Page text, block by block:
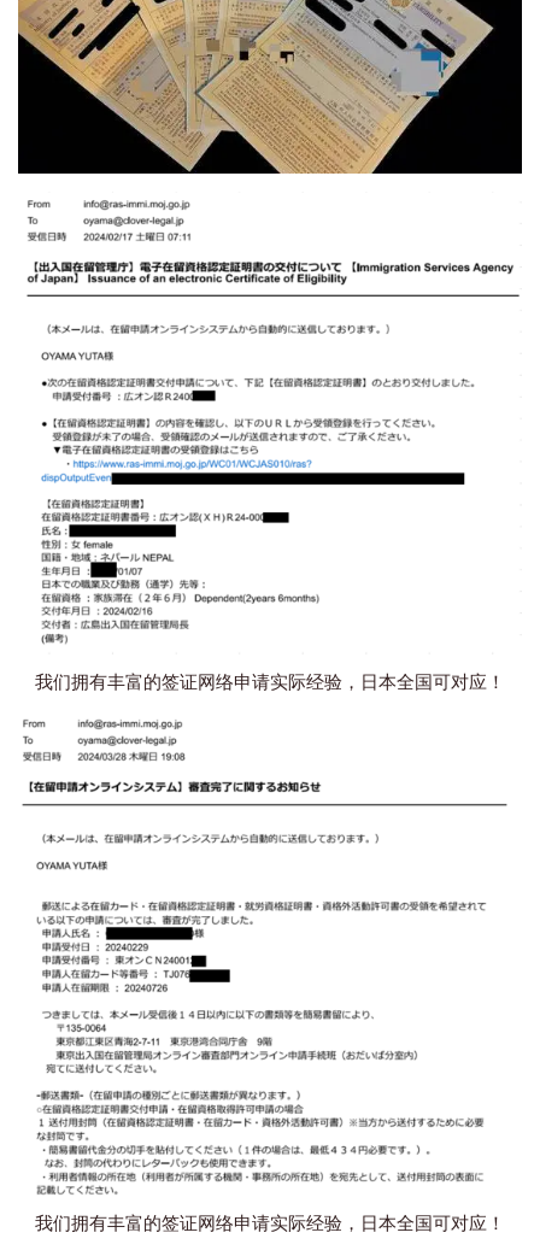
我们拥有丰富的签证网络申请实际经验，日本全国可对应！
我们拥有丰富的签证网络申请实际经验，日本全国可对应！